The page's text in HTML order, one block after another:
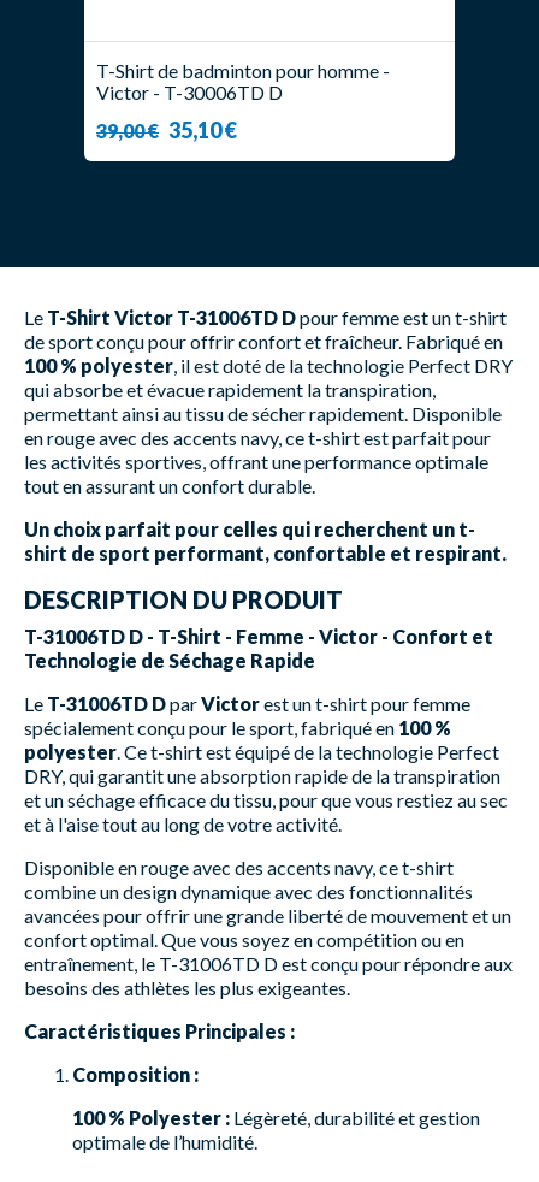
T-Shirt de badminton pour homme -
Victor - T-30006TD D
39,00 € 35,10 €
Le T-Shirt Victor T-31006TD Dpour femme est un t-shirt
de sport conçu pour offrir confort et fraîcheur. Fabriqué en
100 % polyester , il est doté de la technologie Perfect DRY
qui absorbe et évacue rapidement la transpiration,
permettant ainsi au tissu de sécher rapidement. Disponible
en rouge avec des accents navy, ce t-shirt est parfait pour
les activités sportives, offrant une performance optimale
tout en assurant un confort durable.
Un choix parfait pour celles qui recherchent un t-
shirt de sport performant, confortable et respirant.
DESCRIPTION DU PRODUIT
T-31006TD D - T-Shirt - Femme - Victor - Confort et
Technologie de Séchage Rapide
Le T-31006TD DparVictorest un t-shirt pour femme
spécialement conçu pour le sport, fabriqué en 100 %
polyester . Ce t-shirt est équipé de la technologie Perfect
DRY, qui garantit une absorption rapide de la transpiration
et un séchage efficace du tissu, pour que vous restiez au sec
et à l'aise tout au long de votre activité.
Disponible en rouge avec des accents navy, ce t-shirt
combine un design dynamique avec des fonctionnalités
avancées pour offrir une grande liberté de mouvement et un
confort optimal. Que vous soyez en compétition ou en
entraînement, le T-31006TD D est conçu pour répondre aux
besoins des athlètes les plus exigeantes.
Caractéristiques Principales :
Composition :
100 % Polyester : Légèreté, durabilité et gestion
optimale de l’humidité.